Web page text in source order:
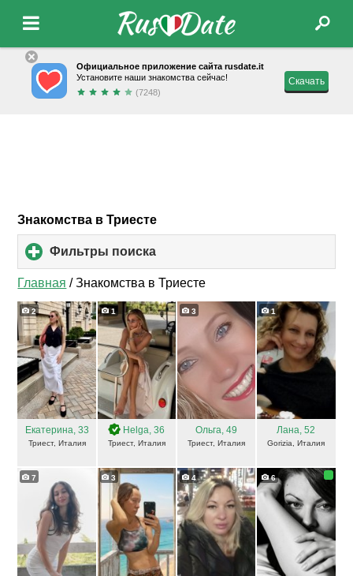
Официальное приложение сайта rusdate.it
Установите наши знакомства сейчас!
(7248)
Скачать
Знакомства в Триесте
Фильтры поиска
to
expand
contents
Главная /Знакомства в Триесте
2
Екатерина, 33
Триест, Италия
1
Helga, 36
Триест, Италия
3
Ольга, 49
Триест, Италия
1
Лана, 52
Gorizia, Италия
7 3 4 6